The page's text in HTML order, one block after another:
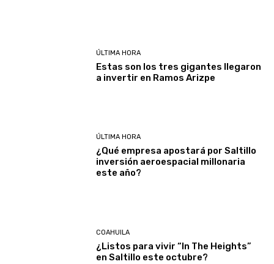
ÚLTIMA HORA
Estas son los tres gigantes llegaron
a invertir en Ramos Arizpe
ÚLTIMA HORA
¿Qué empresa apostará por Saltillo
inversión aeroespacial millonaria
este año?
COAHUILA
¿Listos para vivir “In The Heights”
en Saltillo este octubre?